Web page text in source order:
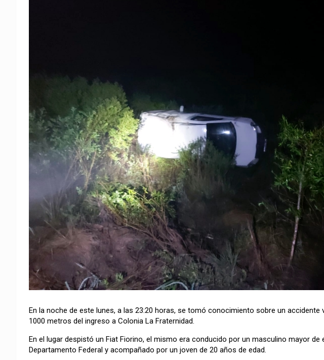
En la noche de este lunes, a las 23:20 horas, se tomó conocimiento sobre un accidente
1000 metros del ingreso a Colonia La Fraternidad.
En el lugar despistó un Fiat Fiorino, el mismo era conducido por un masculino mayor de
Departamento Federal y acompañado por un joven de 20 años de edad.